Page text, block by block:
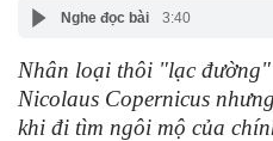
Nghe đọc bài 3:40
Nhân loại thôi "lạc
Nicolaus Copernicus
khi đi tìm ngôi mộ của